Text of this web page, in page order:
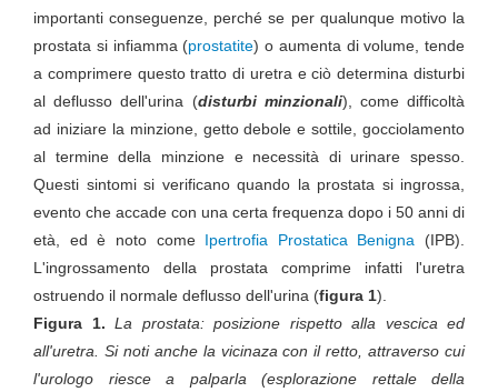
importanti conseguenze, perché se per qualunque motivo la
prostata si infiamma (prostatite) o aumenta di volume, tende
a comprimere questo tratto di uretra e ciò determina disturbi
al deflusso dell'urina (disturbi minzionali), come difficoltà
ad iniziare la minzione, getto debole e sottile, gocciolamento
al termine della minzione e necessità di urinare spesso.
Questi sintomi si verificano quando la prostata si ingrossa,
evento che accade con una certa frequenza dopo i 50 anni di
età, ed è noto come Ipertrofia Prostatica Benigna (IPB).
L'ingrossamento della prostata comprime infatti l'uretra
ostruendo il normale deflusso dell'urina (figura 1).
Figura 1. La prostata: posizione rispetto alla vescica ed
all'uretra. Si noti anche la vicinaza con il retto, attraverso cui
l'urologo riesce a palparla (esplorazione rettale della